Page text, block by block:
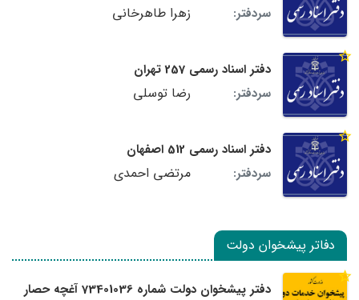
سردفتر:
زهرا طاهرخانی
دفتر اسناد رسمی 257 تهران
سردفتر:
رضا توسلی
دفتر اسناد رسمی 512 اصفهان
سردفتر:
مرتضی احمدی
دفاتر پیشخوان دولت
دفتر پیشخوان دولت شماره 73401036 آغچه حصار